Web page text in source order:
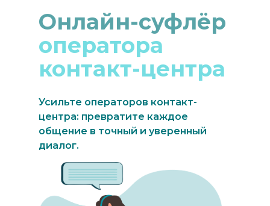
Онлайн-суфлёр
оператора
контакт-центра
Усильте операторов контакт-
центра: превратите каждое
общение в точный и уверенный
диалог.